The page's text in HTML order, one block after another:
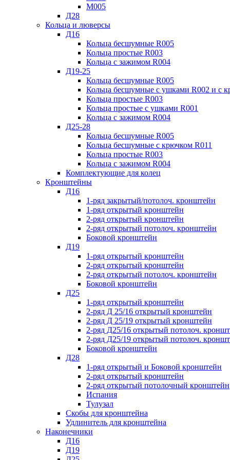
М005
Д28
Кольца и люверсы
Д16
Кольца бесшумные R005
Кольца простые R003
Кольца с зажимом R004
Д19-25
Кольца бесшумные R005
Кольца бесшумные с ушками R002 и с
Кольца простые R003
Кольца простые с ушками R001
Кольца с зажимом R004
Д25-28
Кольца бесшумные R005
Кольца бесшумные с крючком R011
Кольца простые R003
Кольца с зажимом R004
Комплектующие для колец
Кронштейны
Д16
1-ряд закрытый/потолоч. кронштейн
1-ряд открытый кронштейн
2-ряд открытый кронштейн
2-ряд открытый потолоч. кронштейн
Боковой кронштейн
Д19
1-ряд открытый кронштейн
2-ряд открытый кронштейн
2-ряд открытый потолоч. кронштейн
Боковой кронштейн
Д25
1-ряд открытый кронштейн
2-ряд Д 25/16 открытый кронштейн
2-ряд Д 25/19 открытый кронштейн
2-ряд Д25/16 открытый потолоч.
2-ряд Д25/19 открытый потолоч.
Боковой кронштейн
Д28
1-ряд открытый и Боковой кронштейн
2-ряд открытый кронштейн
2-ряд открытый потолочный кронштейн
Испания
Тулузал
Скобы для кронштейна
Удлинитель для кронштейна
Наконечники
Д16
Д19